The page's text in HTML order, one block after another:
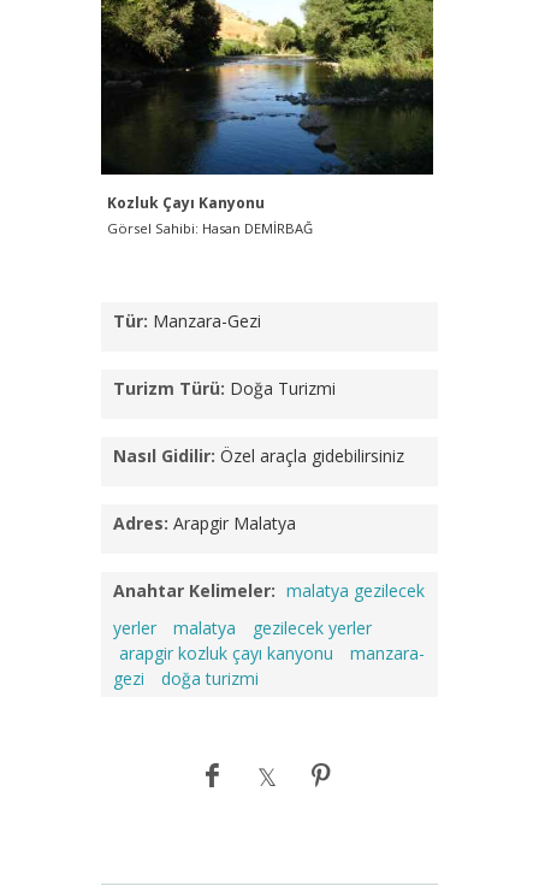
Kozluk Çayı Kanyonu
Görsel Sahibi: Hasan DEMİRBAĞ
Tür: Manzara-Gezi
Turizm Türü: Doğa Turizmi
Nasıl Gidilir: Özel araçla gidebilirsiniz
Adres: Arapgir Malatya
Anahtar Kelimeler: malatya gezilecek
yerler
malatya
gezilecek yerler
arapgir kozluk çayı kanyonu
manzara-
gezi
doğa turizmi